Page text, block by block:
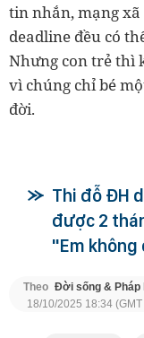
tin nhắn, mạng
deadline đều có
Nhưng con trẻ thì
vì chúng chỉ bé
đời.
Thi đỗ ĐH
được 2
"Em
Theo Đời sống & Pháp
18/10/2025 18:34